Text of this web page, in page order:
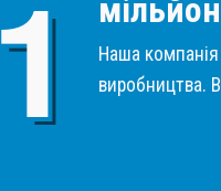
Наша компанія
виробництва.